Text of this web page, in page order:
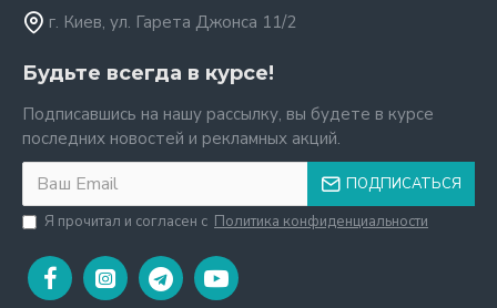
г. Киев, ул. Гарета Джонса 11/2
Будьте всегда в курсе!
Подписавшись на нашу рассылку, вы будете в курсе
последних новостей и рекламных акций.
ПОДПИСАТЬСЯ
Я прочитал и согласен с Политика конфиденциальности